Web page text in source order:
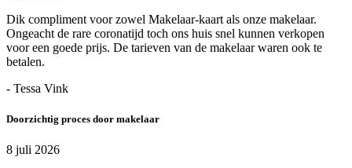
Dik compliment voor zowel Makelaar-kaart als onze makelaar.
Ongeacht de rare coronatijd toch ons huis snel kunnen verkopen
voor een goede prijs. De tarieven van de makelaar waren ook te
betalen.
- Tessa Vink
Doorzichtig proces door makelaar
8 juli 2026